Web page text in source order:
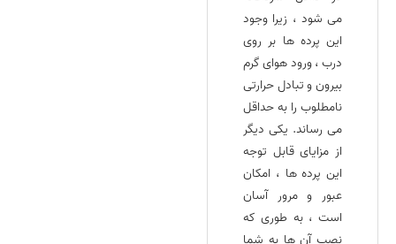
می‌ شود ، زیرا وجود
این پرده‌ ها بر روی
درب ، ورود هوای گرم
بیرون و تبادل حرارتی
نامطلوب را به حداقل
می‌ رساند. یکی دیگر
از مزایای قابل توجه
این پرده‌ ها ، امکان
عبور و مرور آسان
است ، به طوری که